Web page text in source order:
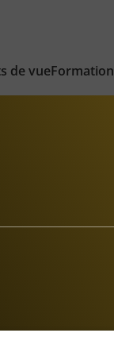
de vueFormation